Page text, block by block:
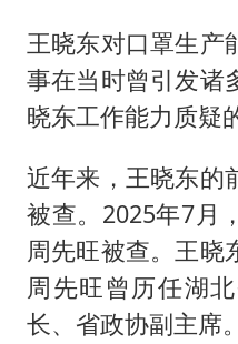
王晓东对口罩生产
事在当时曾引发诸
晓东工作能力质疑
近年来，王晓东的
被查。2025年7月
周先旺被查。王晓
周先旺曾历任湖
长、省政协副主席。